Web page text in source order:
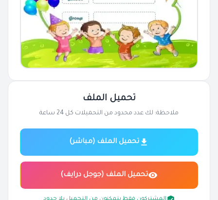
تحميل الملف
ملاحظة: لك عدد محدود من التحميلات كل 24 ساعة
تحميل الملف (مباشر)
تحميل الملف (جوجل درايف)